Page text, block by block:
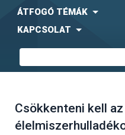
ÁTFOGÓ TÉMÁK
KAPCSOLAT
Csökkenteni kell az